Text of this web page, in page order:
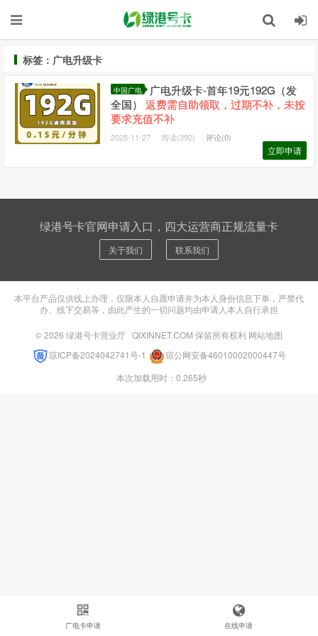
标签：广电升级卡
中国广电
广电升级卡-首年19元192G（发
全国） 返费需自助领取，过期不补，未按
要求充值不补
2025-11-27 阅读(392) 评论(0)
立即申请
绿港号卡官网申请入口，四大运营商正规流量卡
关于我们 联系我们
本平台产品仅供线上办理，仅限本人自愿申请并为本人身份信息下单，严禁代
办、线下交易等，由此产生的一切问题均由申请人本人自行承担
© 2026 绿港号卡营业厅 QIXINNET.COM 保留所有权利 网站地图
琼ICP备2024042741号-1
琼公网安备46010002000447号
本次加载用时：0.265秒
广电卡申请 在线申请